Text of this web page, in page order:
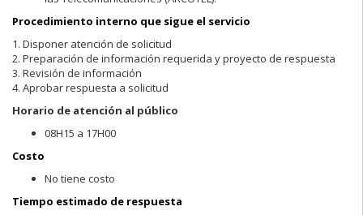
Procedimiento interno que sigue el servicio
1. Disponer atención de solicitud
2. Preparación de información requerida y proyecto de respuesta
3. Revisión de información
4. Aprobar respuesta a solicitud
Horario de atención al público
08H15 a 17H00
Costo
No tiene costo
Tiempo estimado de respuesta